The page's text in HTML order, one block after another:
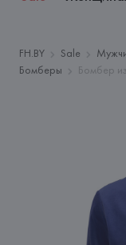
FH.BY Sale
Бомберы
Бомбер